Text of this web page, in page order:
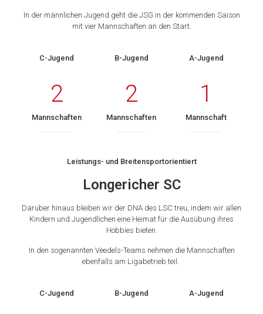
In der männlichen Jugend geht die JSG in der kommenden Saison
mit vier Mannschaften an den Start.
C-Jugend
2
Mannschaften
B-Jugend
2
Mannschaften
A-Jugend
1
Mannschaft
Leistungs- und Breitensportorientiert
Longericher SC
Darüber hinaus bleiben wir der DNA des LSC treu, indem wir allen
Kindern und Jugendlichen eine Heimat für die Ausübung ihres
Hobbies bieten.
In den sogenannten Veedels-Teams nehmen die Mannschaften
ebenfalls am Ligabetrieb teil.
C-Jugend B-Jugend A-Jugend